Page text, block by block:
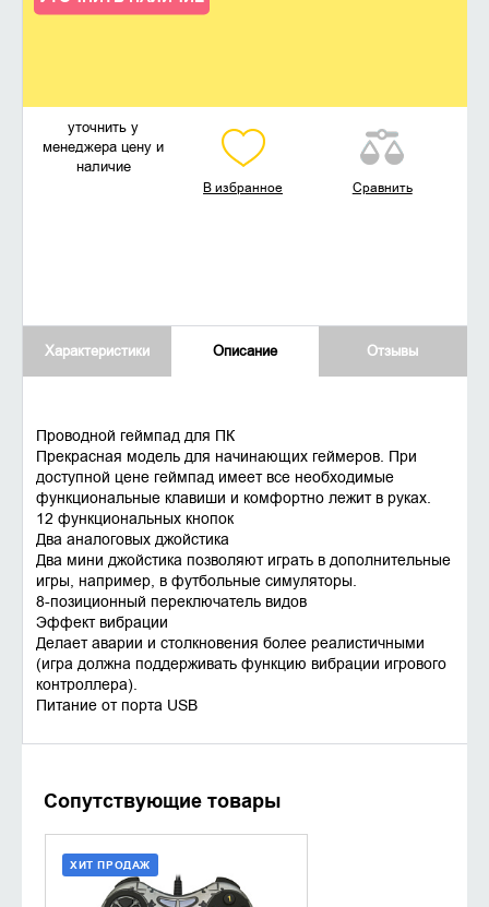
уточнить у
менеджера цену и
наличие
В избранное Сравнить
Характеристики Описание Отзывы
Проводной геймпад для ПК
Прекрасная модель для начинающих геймеров. При
доступной цене геймпад имеет все необходимые
функциональные клавиши и комфортно лежит в руках.
12 функциональных кнопок
Два аналоговых джойстика
Два мини джойстика позволяют играть в дополнительные
игры, например, в футбольные симуляторы.
8-позиционный переключатель видов
Эффект вибрации
Делает аварии и столкновения более реалистичными
(игра должна поддерживать функцию вибрации игрового
контроллера).
Питание от порта USB
Сопутствующие товары
ХИТ ПРОДАЖ
ДОБАВИТЬ В КОРЗИНУ